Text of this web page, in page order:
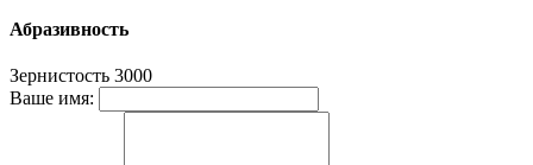
Абразивность
Зернистость 3000
Ваше имя: